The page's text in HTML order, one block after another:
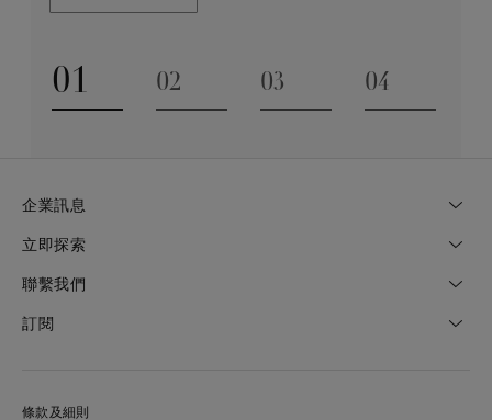
瞭解更多
探索更多
01
Go to slide 1
02
03
04
企業訊息
立即探索
聯繫我們
訂閱
條款及細則